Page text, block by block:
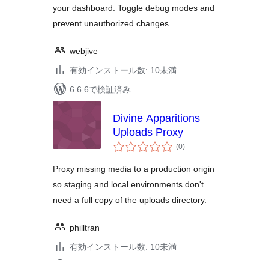
your dashboard. Toggle debug modes and
prevent unauthorized changes.
webjive
有効インストール数: 10未満
6.6.6で検証済み
Divine Apparitions
Uploads Proxy
(0個
の)
Proxy missing media to a production origin
so staging and local environments don't
need a full copy of the uploads directory.
philltran
有効インストール数: 10未満